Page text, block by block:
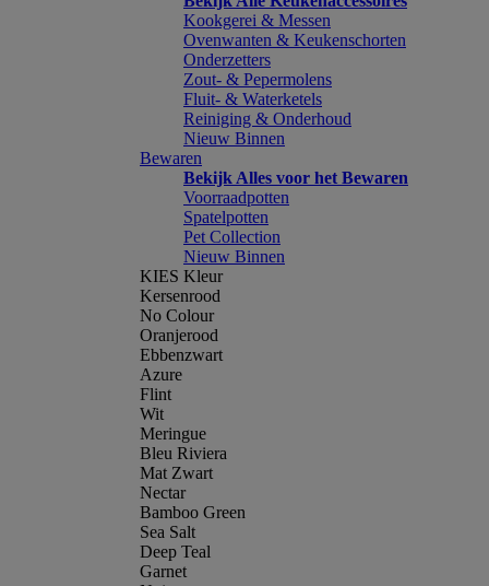
Kookgerei & Messen
Ovenwanten & Keukenschorten
Onderzetters
Zout- & Pepermolens
Fluit- & Waterketels
Reiniging & Onderhoud
Nieuw Binnen
Bewaren
Bekijk Alles voor het Bewaren
Voorraadpotten
Spatelpotten
Pet Collection
Nieuw Binnen
KIES Kleur
Kersenrood
No Colour
Oranjerood
Ebbenzwart
Azure
Flint
Wit
Meringue
Bleu Riviera
Mat Zwart
Nectar
Bamboo Green
Sea Salt
Deep Teal
Garnet